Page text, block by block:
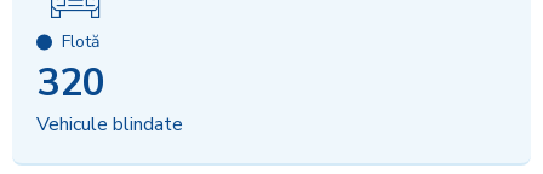
Flotă
320
Vehicule blindate